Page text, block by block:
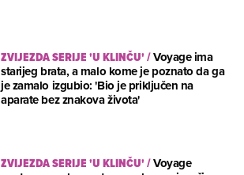
ZVIJEZDA SERIJE 'U KLINČU'/Voyage ima
starijeg brata, a malo kome je poznato da ga
je zamalo izgubio: 'Bio je priključen na
aparate bez znakova života'
ZVIJEZDA SERIJE 'U KLINČU'/Voyage